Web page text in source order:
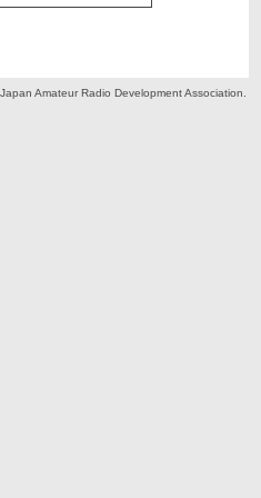
Amateur Radio Development Association.